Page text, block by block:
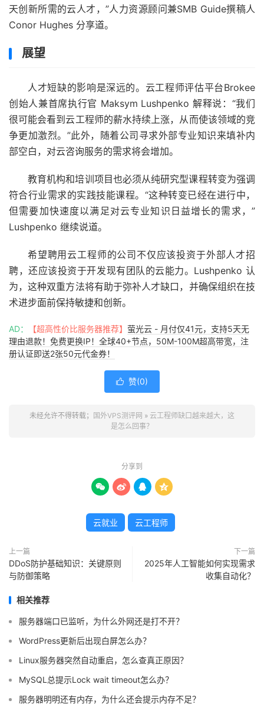
天创新所需的云人才，”人力资源顾问兼SMB Guide撰稿人
Conor Hughes 分享道。
展望
人才短缺的影响是深远的。云工程师评估平台Brokee
创始人兼首席执行官 Maksym Lushpenko 解释说：“我们
很可能会看到云工程师的薪水持续上涨，从而使该领域的竞
争更加激烈。”此外，随着公司寻求外部专业知识来填补内
部空白，对云咨询服务的需求将会增加。
教育机构和培训项目也必须从纯研究型课程转变为强调
符合行业需求的实践技能课程。“这种转变已经在进行中，
但需要加快速度以满足对云专业知识日益增长的需求，”
Lushpenko 继续说道。
希望聘用云工程师的公司不仅应该投资于外部人才招
聘，还应该投资于开发现有团队的云能力。Lushpenko 认
为，这种双重方法将有助于弥补人才缺口，并确保组织在技
术进步面前保持敏捷和创新。
AD： 【超高性价比服务器推荐】 萤光云 - 月付仅41元，支持5天无
理由退款！免费更换IP！全球40+节点，50M-100M超高带宽，注
册认证即送2张50元代金券！
 赞(0)
未经允许不得转载； 国外VPS测评网 » 云工程师缺口越来越大，这
是怎么回事？
分享到
   
云就业 云工程师
上一篇
DDoS防护基础知识：关键原则
与防御策略
下一篇
2025年人工智能如何实现需求
收集自动化？
相关推荐
服务器端口已监听，为什么外网还是打不开？
WordPress更新后出现白屏怎么办？
Linux服务器突然自动重启，怎么查真正原因？
MySQL总提示Lock wait timeout怎么办？
服务器明明还有内存，为什么还会提示内存不足？